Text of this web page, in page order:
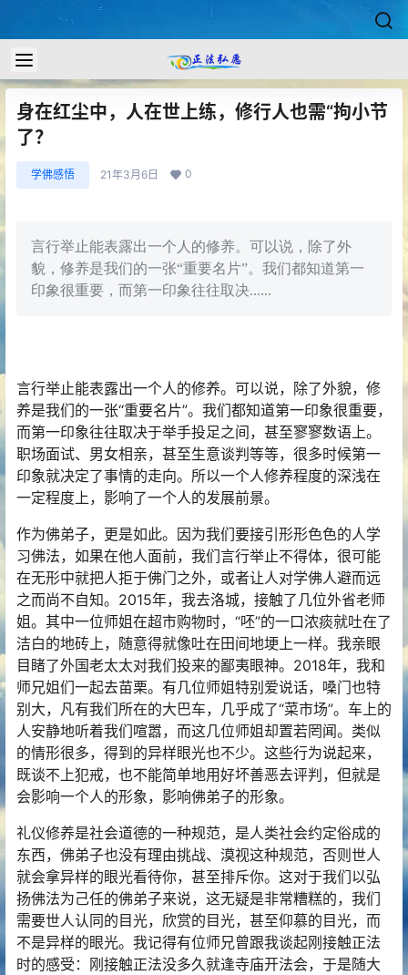
身在红尘中，人在世上练，修行人也需“拘小节
了？
学佛感悟 21年3月6日 0
言行举止能表露出一个人的修养。可以说，除了外
貌，修养是我们的一张“重要名片”。我们都知道第一
印象很重要，而第一印象往往取决......
言行举止能表露出一个人的修养。可以说，除了外貌，修
养是我们的一张“重要名片”。我们都知道第一印象很重要，
而第一印象往往取决于举手投足之间，甚至寥寥数语上。
职场面试、男女相亲，甚至生意谈判等等，很多时候第一
印象就决定了事情的走向。所以一个人修养程度的深浅在
一定程度上，影响了一个人的发展前景。
作为佛弟子，更是如此。因为我们要接引形形色色的人学
习佛法，如果在他人面前，我们言行举止不得体，很可能
在无形中就把人拒于佛门之外，或者让人对学佛人避而远
之而尚不自知。2015年，我去洛城，接触了几位外省老师
姐。其中一位师姐在超市购物时，“呸”的一口浓痰就吐在了
洁白的地砖上，随意得就像吐在田间地埂上一样。我亲眼
目睹了外国老太太对我们投来的鄙夷眼神。2018年，我和
师兄姐们一起去苗栗。有几位师姐特别爱说话，嗓门也特
别大，凡有我们所在的大巴车，几乎成了“菜市场”。车上的
人安静地听着我们喧嚣，而这几位师姐却置若罔闻。类似
的情形很多，得到的异样眼光也不少。这些行为说起来，
既谈不上犯戒，也不能简单地用好坏善恶去评判，但就是
会影响一个人的形象，影响佛弟子的形象。
礼仪修养是社会道德的一种规范，是人类社会约定俗成的
东西，佛弟子也没有理由挑战、漠视这种规范，否则世人
就会拿异样的眼光看待你，甚至排斥你。这对于我们以弘
扬佛法为己任的佛弟子来说，这无疑是非常糟糕的，我们
需要世人认同的目光，欣赏的目光，甚至仰慕的目光，而
不是异样的眼光。我记得有位师兄曾跟我谈起刚接触正法
时的感受：刚接触正法没多久就逢寺庙开法会，于是随大